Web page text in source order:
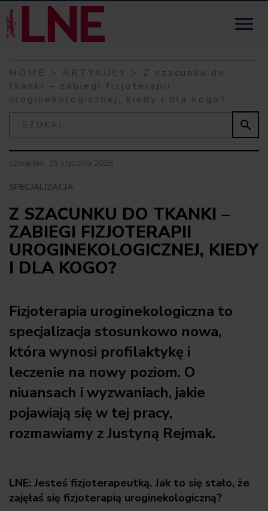
Skip to content

HOME > ARTYKUŁY > Z szacunku do
tkanki – zabiegi fizjoterapii
uroginekologicznej, kiedy i dla kogo?

czwartek, 15 stycznia 2026
SPECJALIZACJA
Z SZACUNKU DO TKANKI –
ZABIEGI FIZJOTERAPII
UROGINEKOLOGICZNEJ, KIEDY
I DLA KOGO?
Fizjoterapia uroginekologiczna to
specjalizacja stosunkowo nowa,
która wynosi profilaktykę i
leczenie na nowy poziom. O
niuansach i wyzwaniach, jakie
pojawiają się w tej pracy,
rozmawiamy z Justyną Rejmak.
LNE: Jesteś fizjoterapeutką. Jak to się stało, że
zajęłaś się fizjoterapią uroginekologiczną?